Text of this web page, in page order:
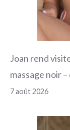
Joan rend
massage noir
7 août 2026